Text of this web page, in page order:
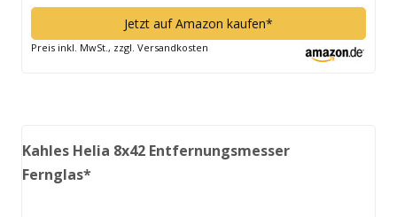
Jetzt auf Amazon kaufen*
Preis inkl. MwSt., zzgl. Versandkosten
Kahles Helia 8x42 Entfernungsmesser
Fernglas*